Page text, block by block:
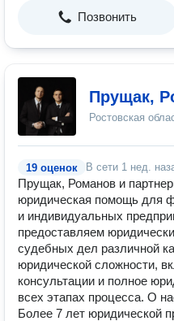
Позвонить
Прущак,
Ростовская
19 оценок В сети 1 нед.
Прущак, Романов и
юридическая помощь для
и индивидуальных
предоставляем
судебных дел различной
юридической сложности,
консультации и полное
всех этапах процесса. О
Более 7 лет юридической